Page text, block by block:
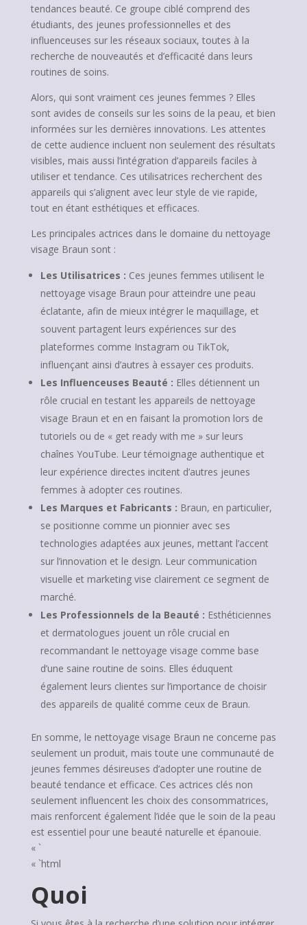
tendances beauté. Ce groupe ciblé comprend des
étudiants, des jeunes professionnelles et des
influenceuses sur les réseaux sociaux, toutes à la
recherche de nouveautés et d’efficacité dans leurs
routines de soins.
Alors, qui sont vraiment ces jeunes femmes ? Elles
sont avides de conseils sur les soins de la peau, et bien
informées sur les dernières innovations. Les attentes
de cette audience incluent non seulement des résultats
visibles, mais aussi l’intégration d’appareils faciles à
utiliser et tendance. Ces utilisatrices recherchent des
appareils qui s’alignent avec leur style de vie rapide,
tout en étant esthétiques et efficaces.
Les principales actrices dans le domaine du nettoyage
visage Braun sont :
Les Utilisatrices : Ces jeunes femmes utilisent le
nettoyage visage Braun pour atteindre une peau
éclatante, afin de mieux intégrer le maquillage, et
souvent partagent leurs expériences sur des
plateformes comme Instagram ou TikTok,
influençant ainsi d’autres à essayer ces produits.
Les Influenceuses Beauté : Elles détiennent un
rôle crucial en testant les appareils de nettoyage
visage Braun et en en faisant la promotion lors de
tutoriels ou de « get ready with me » sur leurs
chaînes YouTube. Leur témoignage authentique et
leur expérience directes incitent d’autres jeunes
femmes à adopter ces routines.
Les Marques et Fabricants : Braun, en particulier,
se positionne comme un pionnier avec ses
technologies adaptées aux jeunes, mettant l’accent
sur l’innovation et le design. Leur communication
visuelle et marketing vise clairement ce segment de
marché.
Les Professionnels de la Beauté : Esthéticiennes
et dermatologues jouent un rôle crucial en
recommandant le nettoyage visage comme base
d’une saine routine de soins. Elles éduquent
également leurs clientes sur l’importance de choisir
des appareils de qualité comme ceux de Braun.
En somme, le nettoyage visage Braun ne concerne pas
seulement un produit, mais toute une communauté de
jeunes femmes désireuses d’adopter une routine de
beauté tendance et efficace. Ces actrices clés non
seulement influencent les choix des consommatrices,
mais renforcent également l’idée que le soin de la peau
est essentiel pour une beauté naturelle et épanouie.
« `
« `html
Quoi